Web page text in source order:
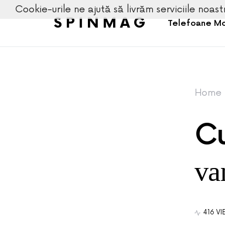
SPINMAG Telefoane
Home
416
Cookie-urile ne ajută să livrăm serviciile